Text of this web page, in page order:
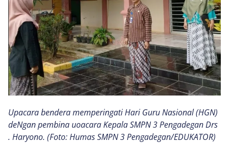
Upacara bendera memperingati Hari Guru Nasional (HGN)
deNgan pembina uoacara Kepala SMPN 3 Pengadegan Drs
. Haryono. (Foto: Humas SMPN 3 Pengadegan/EDUKATOR)